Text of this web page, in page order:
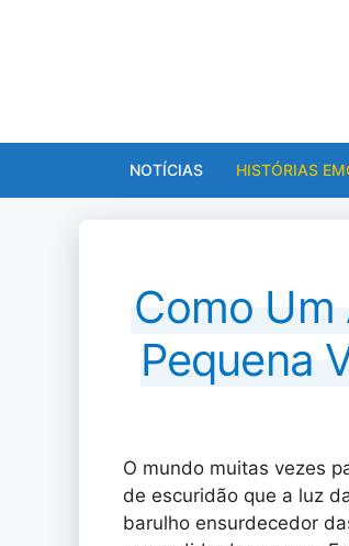
NOTÍCIAS HISTÓRIAS
Como Um
Pequena
O mundo muitas vezes
de escuridão que a luz
barulho ensurdecedor